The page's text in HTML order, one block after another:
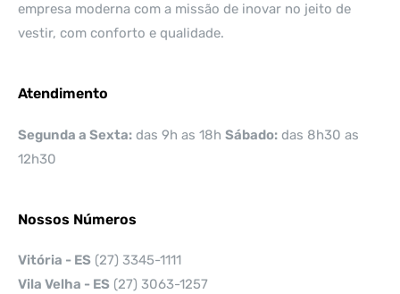
empresa moderna com a missão de inovar no jeito de
vestir, com conforto e qualidade.
Atendimento
Segunda a Sexta: das 9h as 18h Sábado: das 8h30 as
12h30
Nossos Números
Vitória - ES (27) 3345-1111
Vila Velha - ES (27) 3063-1257